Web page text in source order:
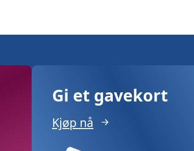
Gi et gavekort
Kjøp nå